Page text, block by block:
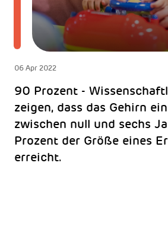
06 Apr 2022
90 Prozent -
zeigen, dass das Gehirn
zwischen null und sechs
Prozent der Größe eines
erreicht.